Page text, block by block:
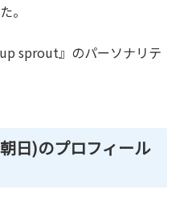
。
sprout』のパーソナリテ
日)のプロフィール